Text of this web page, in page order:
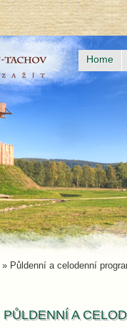
Home
» Půldenní a celodenní
PŮLDENNÍ A